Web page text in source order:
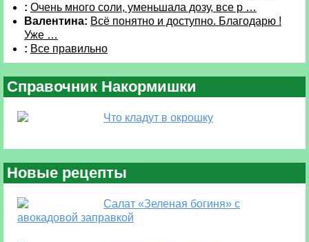
: Очень много соли, уменьшала дозу, все р …
Валентина: Всё понятно и доступно. Благодарю !
Уже …
: Все правильно
Справочник Накормишки
Что кладут в окрошку
Новые рецепты
Салат «Зеленая богиня» с
авокадовой заправкой